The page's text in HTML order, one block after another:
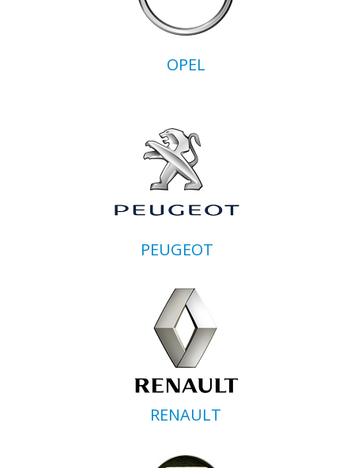
OPEL
PEUGEOT
RENAULT